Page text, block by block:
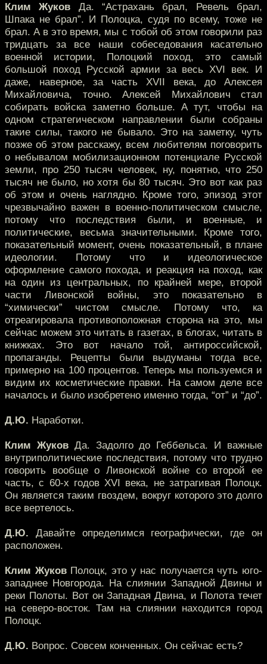
Клим Жуков Да. “Астрахань брал, Ревель брал,
Шпака не брал”. И Полоцка, судя по всему, тоже не
брал. А в это время, мы с тобой об этом говорили раз
тридцать за все наши собеседования касательно
военной истории, Полоцкий поход, это самый
большой поход Русской армии за весь XVI век. И
даже, наверное, за часть XVII века, до Алексея
Михайловича, точно. Алексей Михайлович стал
собирать войска заметно больше. А тут, чтобы на
одном стратегическом направлении были собраны
такие силы, такого не бывало. Это на заметку, чуть
позже об этом расскажу, всем любителям поговорить
о небывалом мобилизационном потенциале Русской
земли, про 250 тысяч человек, ну, понятно, что 250
тысяч не было, но хотя бы 80 тысяч. Это вот как раз
об этом и очень наглядно. Кроме того, эпизод этот
чрезвычайно важен в военно-политическом смысле,
потому что последствия были, и военные, и
политические, весьма значительными. Кроме того,
показательный момент, очень показательный, в плане
идеологии. Потому что и идеологическое
оформление самого похода, и реакция на поход, как
на один из центральных, по крайней мере, второй
части Ливонской войны, это показательно в
“химически” чистом смысле. Потому что, ка
отреагировала противоположная сторона на это, мы
сейчас можем это читать в газетах, в блогах, читать в
книжках. Это вот начало той, антироссийской,
пропаганды. Рецепты были выдуманы тогда все,
примерно на 100 процентов. Теперь мы пользуемся и
видим их косметические правки. На самом деле все
началось и было изобретено именно тогда, “от” и “до”.
Д.Ю. Наработки.
Клим ЖуковДа. Задолго до Геббельса. И важные
внутриполитические последствия, потому что трудно
говорить вообще о Ливонской войне со второй ее
часть, с 60-х годов XVI века, не затрагивая Полоцк.
Он является таким гвоздем, вокруг которого это долго
все вертелось.
Д.Ю. Давайте определимся географически, где он
расположен.
Клим ЖуковПолоцк, это у нас получается чуть юго-
западнее Новгорода. На слиянии Западной Двины и
реки Полоты. Вот он Западная Двина, и Полота течет
на северо-восток. Там на слиянии находится город
Полоцк.
Д.Ю. Вопрос. Совсем конченных. Он сейчас есть?